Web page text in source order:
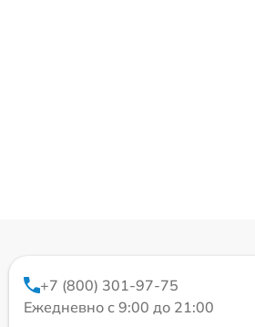
+7 (800) 301-97-75
Ежедневно с 9:00 до 21:00